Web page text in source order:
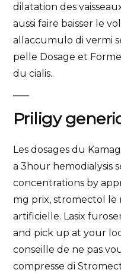
dilatation des
aussi faire baisser le
allaccumulo di vermi
pelle Dosage et
du cialis..
Priligy
Les dosages du
a 3hour hemodialysis
concentrations by
mg prix, stromectol le
artificielle. Lasix
and pick up at your
conseille de ne pas
compresse di